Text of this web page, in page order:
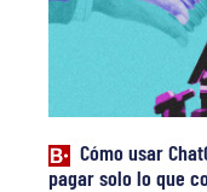
Cómo usar
pagar solo lo que